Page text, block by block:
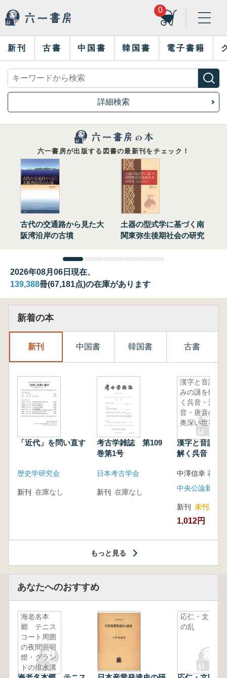
0
新刊 古書 中国書 韓国書 電子書籍
詳細検索
六一書房が出版する図書の最新刊をチェック！
古代の交通路から見た大
阪湾沿岸の古墳
土器の型式学に基づく南
関東弥生後期社会の研究
2026年08月06日現在、
139,388冊(67,181点)の在庫があります
新着の本
新刊 中国書 韓国書 古書
「近代」を問い直す
歴史学研究会
新刊 在庫なし
考古学雑誌 第109
巻第1号
日本考古学会
新刊 在庫なし
漢字と音読
みの謎を解
く呉音・漢
音・唐音の
奥深い世界
漢字と音読み
解く呉音・漢
中澤信幸 著
中央公論新社
新刊 未刊
1,012円
もっと見る
あなたへのおすすめ
海老名本
郷 テニス
コート周囲
の夜間照明
燈・グラン
ドの排水溝
応仁・文明
の乱